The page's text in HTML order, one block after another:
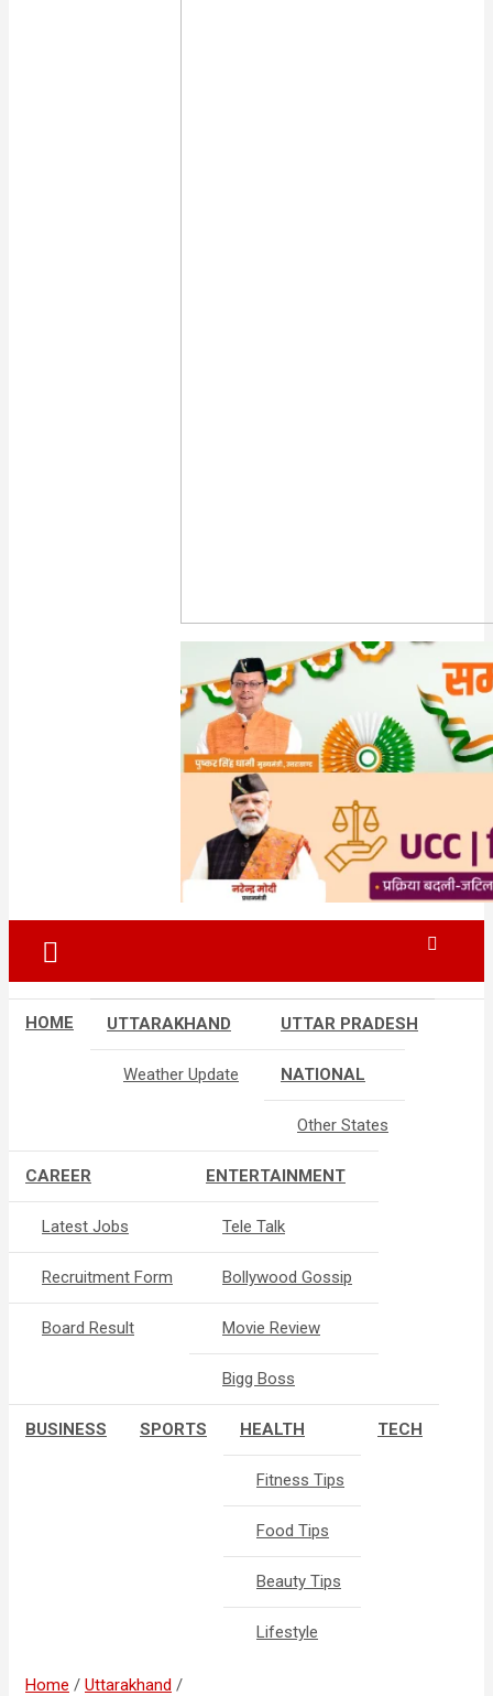
HOME UTTARAKHAND
Weather Update
UTTAR PRADESH
NATIONAL
Other States
CAREER
Latest Jobs
Recruitment Form
Board Result
ENTERTAINMENT
Tele Talk
Bollywood Gossip
Movie Review
Bigg Boss
BUSINESS SPORTS HEALTH
Fitness Tips
Food Tips
Beauty Tips
Lifestyle
TECH
Home
Uttarakhand